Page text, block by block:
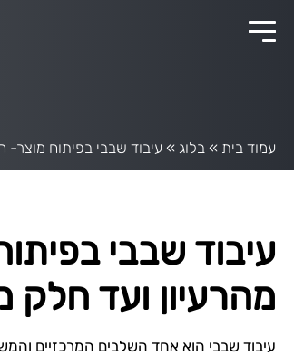
עמוד בית » בלוג » עיבוד שבבי בפיתוח מוצר-
עיבוד שבבי
מהרעיון ועד חלק
עיבוד שבבי הוא אחד השלבים המרכזיים